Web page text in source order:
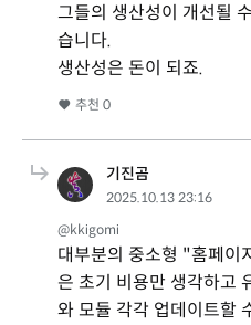
그들의 생산성이 개선될
습니다.
생산성은 돈이 되죠.
추천 0
기진곰
2025.10.13 23:16
@kkigomi
대부분의 중소형 "홈페
은 초기 비용만 생각하고
와 모듈 각각 업데이트할